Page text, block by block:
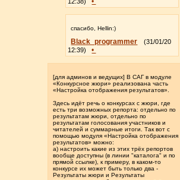
спасибо, Hellin:)
Black_programmer
(31/01/20
12:39)
•
[для админов и ведущих] В САГ в модуле
«Конкурсное жюри» реализована часть
«Настройка отображения результатов».
Здесь идёт речь о конкурсах с жюри, где
есть три возможных репорта: отдельно по
результатам жюри, отдельно по
результатам голосования участников и
читателей и суммарные итоги. Так вот с
помощью модуля «Настройка отображения
результатов» можно:
а) настроить какие из этих трёх репортов
вообще доступны (в линии "каталога" и по
прямой ссылке), к примеру, в каком-то
конкурсе их может быть только два -
Результаты жюри и Результаты